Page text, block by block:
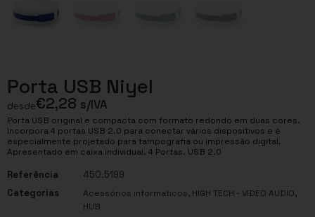
Porta USB Niyel
desde€2,28 s/IVA
Porta USB original e compacta com formato redondo em duas cores.
Incorpora 4 portas USB 2.0 para conectar vários dispositivos e é
especialmente projetado para tampografia ou impressão digital.
Apresentado em caixa individual. 4 Portas. USB 2.0
Referência
450.5199
Categorias
Acessórios informaticos, HIGH TECH - VIDEO AUDIO,
HUB